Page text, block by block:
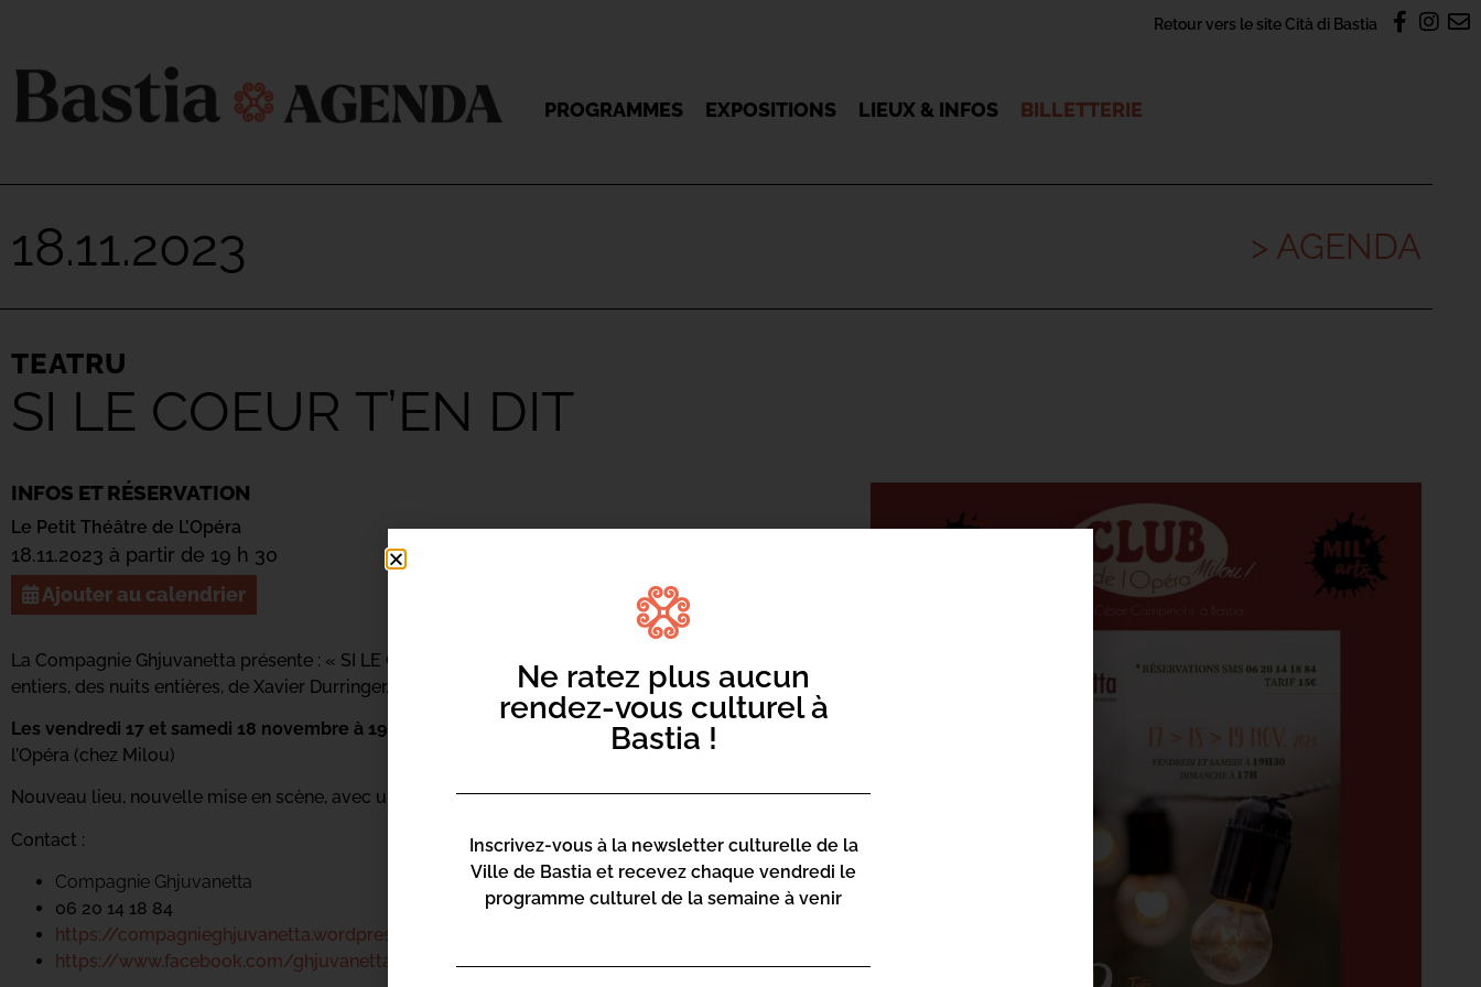
Retour vers le site Cità di Bastia
PROGRAMMES EXPOSITIONS LIEUX & INFOS BILLETTERIE
18.11.2023 > AGENDA
TEATRU
SI LE COEUR T’EN DIT
INFOS ET RÉSERVATION
Le Petit Théâtre de L’Opéra
18.11.2023 à partir de 19 h 30
Ajouter au calendrier
La Compagnie Ghjuvanetta présente : « SI LE COEUR T’EN DIT » – d’après Chroniques des jours
entiers, des nuits entières, de Xavier Durringer.
Les vendredi 17 et samedi 18 novembre à 19h30 et le dimanche 19 novembre à 17h
l’Opéra (chez Milou)
Nouveau lieu, nouvelle mise en scène, avec un petit verre, si tu t’installes à notre table !
Contact :
Compagnie Ghjuvanetta
06 20 14 18 84
https://compagnieghjuvanetta.wordpress.com/
https://www.facebook.com/ghjuvanetta
Ne ratez plus aucun
rendez-vous culturel à
Bastia !
Inscrivez-vous à la newsletter culturelle de la
Ville de Bastia et recevez chaque vendredi le
programme culturel de la semaine à venir